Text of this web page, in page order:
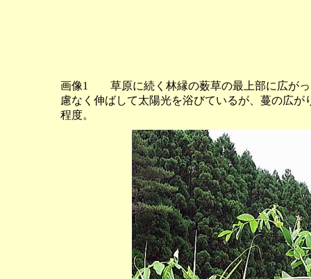
画像1 草原に続く林縁の薮草の最上部に広がっ
慮なく伸ばして太陽光を浴びているが、蔓の広が
程度。